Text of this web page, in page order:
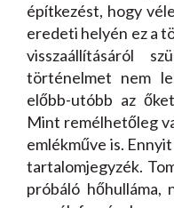
építkezést, hogy
eredeti helyén ez a
visszaállításáról
történelmet nem
előbb-utóbb az
Mint remélhetőleg
emlékműve is.
tartalomjegyzék.
próbáló hőhulláma,